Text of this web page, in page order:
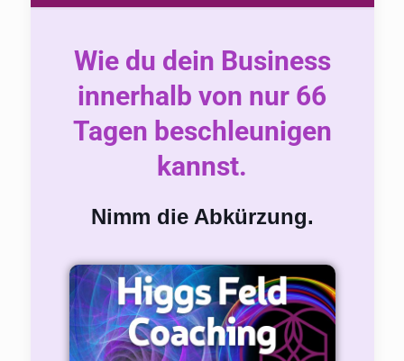
Wie du dein Business
innerhalb von nur 66
Tagen beschleunigen
kannst.
Nimm die Abkürzung.